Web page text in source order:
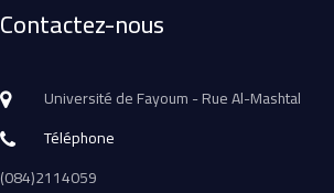
Contactez-nous
Université de Fayoum - Rue Al-Mashtal
Téléphone
(084)2114059